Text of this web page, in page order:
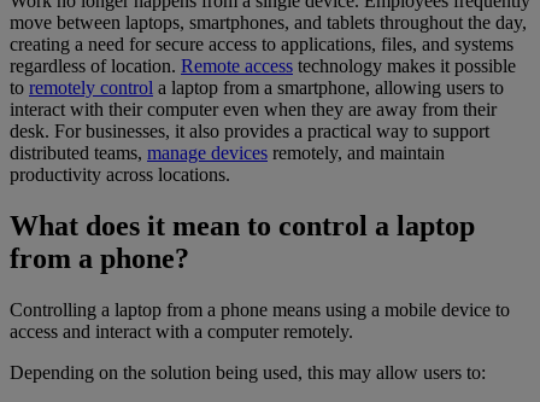
move between laptops, smartphones, and tablets throughout the day,
creating a need for secure access to applications, files, and systems
regardless of location. Remote access technology makes it possible
to remotely control a laptop from a smartphone, allowing users to
interact with their computer even when they are away from their
desk. For businesses, it also provides a practical way to support
distributed teams, manage devices remotely, and maintain
productivity across locations.
What does it mean to control a laptop
from a phone?
Controlling a laptop from a phone means using a mobile device to
access and interact with a computer remotely.
Depending on the solution being used, this may allow users to: